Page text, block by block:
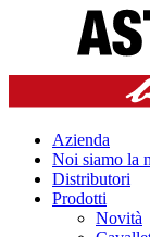
Azienda
Noi siamo la
Distributori
Prodotti
Novità